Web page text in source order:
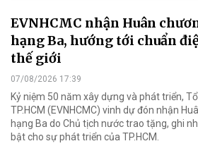
EVNHCMC nhận Huân
hạng Ba, hướng tới chuẩn
thế giới
07/08/2026 17:39
Kỷ niệm 50 năm xây dựng và phát triển,
TP.HCM (EVNHCMC) vinh dự đón nhận
hạng Ba do Chủ tịch nước trao tặng, ghi
bật cho sự phát triển của TP.HCM.